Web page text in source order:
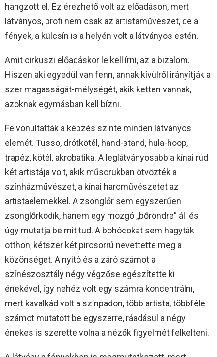
hangzott el. Ez érezhető volt az előadáson, mert
látványos, profi nem csak az artistaművészet, de a
fények, a külcsín is a helyén volt a látványos estén.
Amit cirkuszi előadáskor le kell írni, az a bizalom.
Hiszen aki egyedül van fenn, annak kívülről irányítják a
szer magasságát-mélységét, akik ketten vannak,
azoknak egymásban kell bízni.
Felvonultatták a képzés szinte minden látványos
elemét. Tusso, drótkötél, hand-stand, hula-hoop,
trapéz, kötél, akrobatika. A leglátványosabb a kínai rúd
két artistája volt, akik műsorukban ötvözték a
színházművészet, a kínai harcművészetet az
artistaelemekkel. A zsonglőr sem egyszerűen
zsonglőrködik, hanem egy mozgó „bőröndre” áll és
úgy mutatja be mit tud. A bohócokat sem hagyták
otthon, kétszer két pirosorrú nevettette meg a
közönséget. A nyitó és a záró számot a
színészosztály négy végzőse egészítette ki
énekével, így nehéz volt egy számra koncentrálni,
mert kavalkád volt a színpadon, több artista, többféle
számot mutatott be egyszerre, ráadásul a négy
énekes is szerette volna a nézők figyelmét felkelteni.